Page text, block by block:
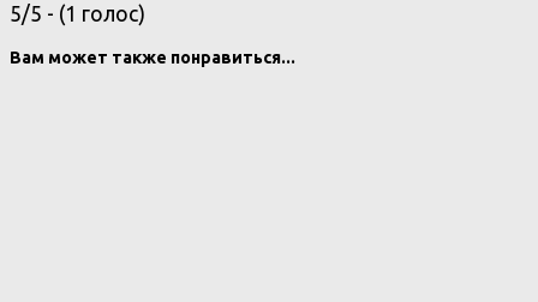
5/5 - (1 голос)
Вам может также понравиться...